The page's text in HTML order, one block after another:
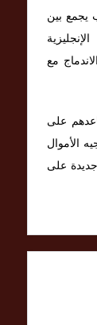
يجمع بين
مع
و17 مليون يورو، مما سيساعدهم على
الأموال
على